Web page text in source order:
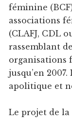
féminine
associations
(CLAFJ, CDL
rassemblant
organisations
jusqu’en
apolitique et
Le projet de